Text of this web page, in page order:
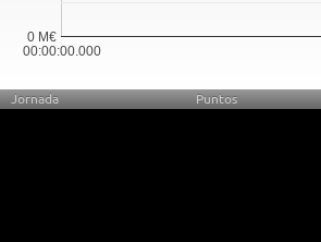
00:00:00.000
0 M€
Jornada Puntos